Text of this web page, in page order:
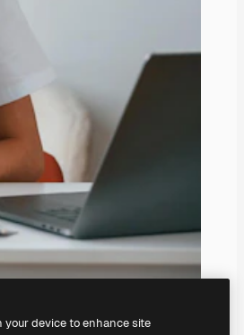
your device to enhance site